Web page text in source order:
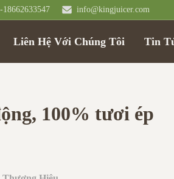
18662633547 info@kingjuicer.com
Liên Hệ Với Chúng Tôi Tin
100% tươi ép